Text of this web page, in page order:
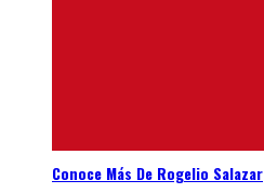
Conoce Más De Rogelio Salazar